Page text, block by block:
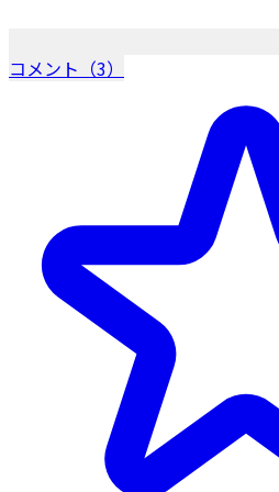
コメント（3）